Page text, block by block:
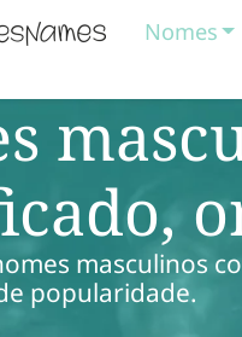
Nomes
masculinos
popularidade.